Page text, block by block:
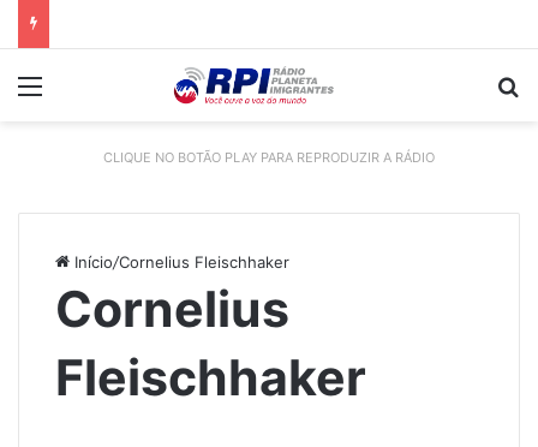
CLIQUE NO BOTÃO PLAY PARA REPRODUZIR A RÁDIO
Início/Cornelius Fleischhaker
Cornelius
Fleischhaker